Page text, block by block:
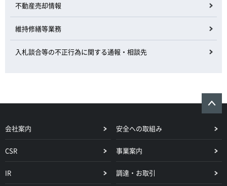
不動産売却情報
維持修繕等業務
入札談合等の不正行為に関する通報・相談先
会社案内 安全への取組み
CSR 事業案内
IR 調達・お取引